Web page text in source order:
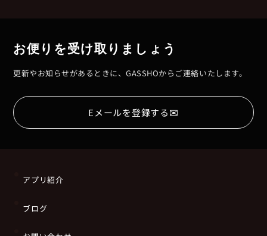
お便りを受け取りましょう
更新やお知らせがあるときに、GASSHOからご連絡いたします。
Eメールを登録する✉
アプリ紹介
ブログ